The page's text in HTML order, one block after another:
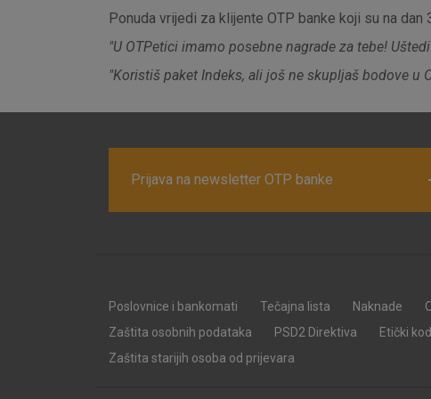
Ponuda vrijedi za klijente OTP banke koji su na
"U OTPetici imamo posebne nagrade za tebe!
"Koristiš paket Indeks, ali još ne skupljaš bodove
Prijava na newsletter OTP banke
Poslovnice i bankomati Tečajna lista Naknade
Zaštita osobnih podataka
PSD2 Direktiva Etički
Zaštita starijih osoba od prijevara